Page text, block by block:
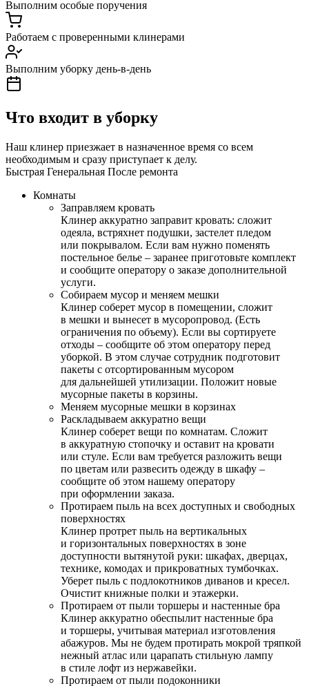
Выполним особые поручения
Работаем с проверенными клинерами
Выполним уборку день-в-день
Что входит в уборку
Наш клинер приезжает в назначенное время со всем
необходимым и сразу приступает к делу.
Быстрая Генеральная После ремонта
Комнаты
Заправляем кровать
Клинер аккуратно заправит кровать: сложит
одеяла, встряхнет подушки, застелет пледом
или покрывалом. Если вам нужно поменять
постельное белье – заранее приготовьте комплект
и сообщите оператору о заказе дополнительной
услуги.
Собираем мусор и меняем мешки
Клинер соберет мусор в помещении, сложит
в мешки и вынесет в мусоропровод. (Есть
ограничения по объему). Если вы сортируете
отходы – сообщите об этом оператору перед
уборкой. В этом случае сотрудник подготовит
пакеты с отсортированным мусором
для дальнейшей утилизации. Положит новые
мусорные пакеты в корзины.
Меняем мусорные мешки в корзинах
Раскладываем аккуратно вещи
Клинер соберет вещи по комнатам. Сложит
в аккуратную стопочку и оставит на кровати
или стуле. Если вам требуется разложить вещи
по цветам или развесить одежду в шкафу –
сообщите об этом нашему оператору
при оформлении заказа.
Протираем пыль на всех доступных и свободных
поверхностях
Клинер протрет пыль на вертикальных
и горизонтальных поверхностях в зоне
доступности вытянутой руки: шкафах, дверцах,
технике, комодах и прикроватных тумбочках.
Уберет пыль с подлокотников диванов и кресел.
Очистит книжные полки и этажерки.
Протираем от пыли торшеры и настенные бра
Клинер аккуратно обеспылит настенные бра
и торшеры, учитывая материал изготовления
абажуров. Мы не будем протирать мокрой тряпкой
нежный атлас или царапать стильную лампу
в стиле лофт из нержавейки.
Протираем от пыли подоконники